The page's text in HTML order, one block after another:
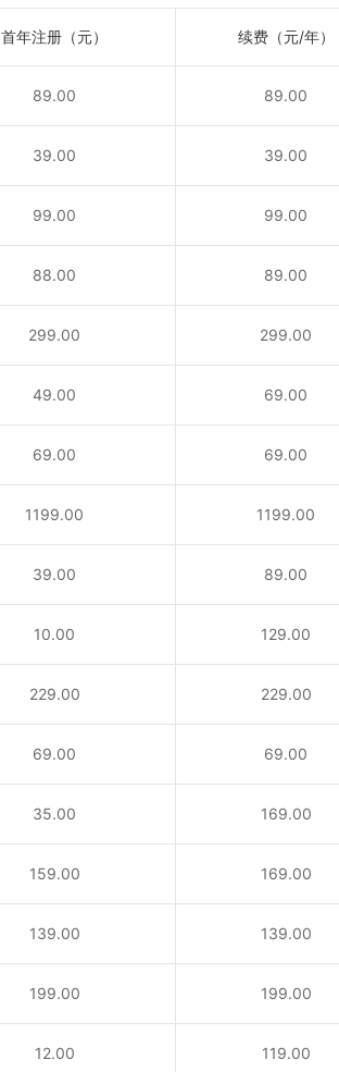
首年注册（元） 续费（元/年）
89.00 89.00
39.00 39.00
99.00 99.00
88.00 89.00
299.00 299.00
49.00 69.00
69.00 69.00
1199.00 1199.00
39.00 89.00
10.00 129.00
229.00 229.00
69.00 69.00
35.00 169.00
159.00 169.00
139.00 139.00
199.00 199.00
12.00 119.00